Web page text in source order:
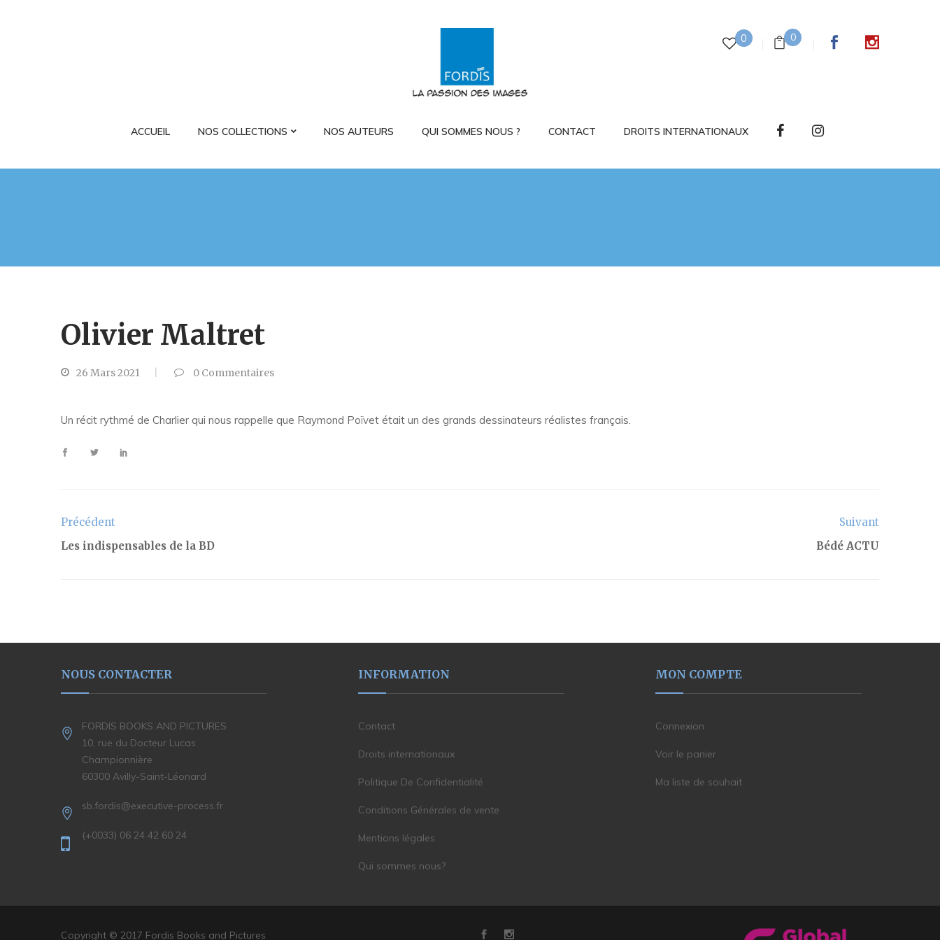
0 0
ACCUEIL NOS COLLECTIONS NOS AUTEURS QUI SOMMES NOUS ? CONTACT DROITS INTERNATIONAUX
Olivier Maltret
26 Mars 2021 0 Commentaires
Un récit rythmé de Charlier qui nous rappelle que Raymond Poïvet était un des grands dessinateurs réalistes français.
Précédent
Les indispensables de la BD
Suivant
Bédé ACTU
NOUS CONTACTER
FORDIS BOOKS AND PICTURES
10, rue du Docteur Lucas
Championnière
60300 Avilly-Saint-Léonard
sb.fordis@executive-process.fr
(+0033) 06 24 42 60 24
INFORMATION
Contact
Droits internationaux
Politique De Confidentialité
Conditions Générales de vente
Mentions légales
Qui sommes nous?
MON COMPTE
Connexion
Voir le panier
Ma liste de souhait
Copyright © 2017 Fordis Books and Pictures